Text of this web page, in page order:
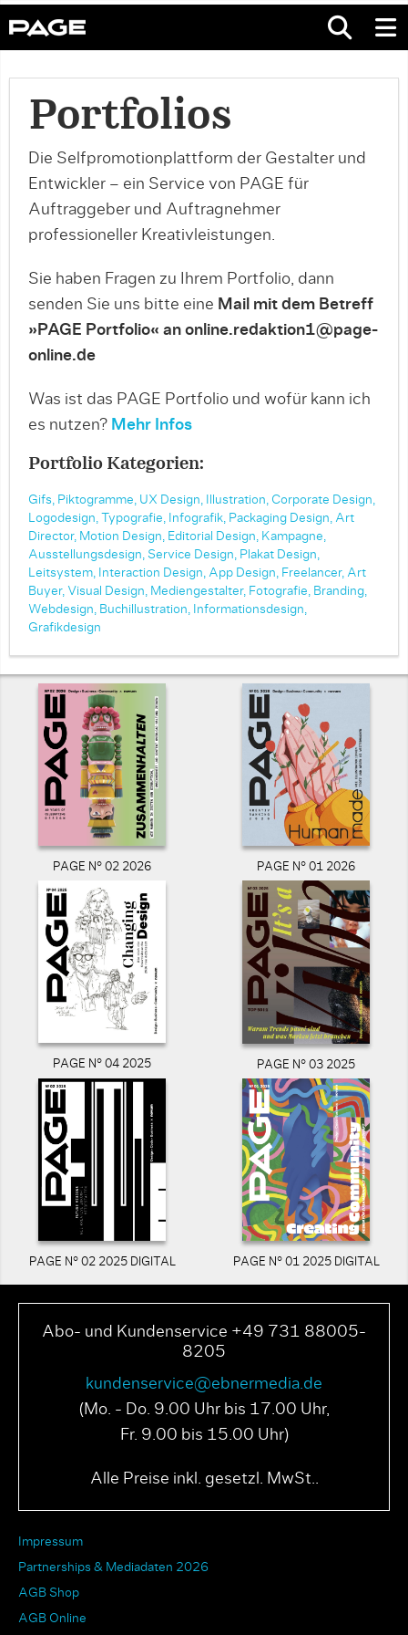
Portfolios
Die Selfpromotionplattform der Gestalter und
Entwickler – ein Service von PAGE für
Auftraggeber und Auftragnehmer
professioneller Kreativleistungen.
Sie haben Fragen zu Ihrem Portfolio, dann
senden Sie uns bitte eine Mail mit dem Betreff
»PAGE Portfolio« an online.redaktion1@page-
online.de
Was ist das PAGE Portfolio und wofür kann ich
es nutzen? Mehr Infos
Portfolio Kategorien:
Gifs, Piktogramme, UX Design, Illustration, Corporate Design,
Logodesign,
Typografie, Infografik, Packaging Design, Art
Director, Motion Design, Editorial Design, Kampagne,
Ausstellungsdesign, Service Design, Plakat Design,
Leitsystem, Interaction Design, App Design, Freelancer, Art
Buyer, Visual Design, Mediengestalter, Fotografie, Branding,
Webdesign, Buchillustration, Informationsdesign,
Grafikdesign
PAGE N° 02 2026 PAGE N° 01 2026
PAGE N° 04 2025 PAGE N° 03 2025
PAGE N° 02 2025 DIGITAL PAGE N° 01 2025 DIGITAL
Abo- und Kundenservice +49 731 88005-
8205
kundenservice@ebnermedia.de
(Mo. - Do. 9.00 Uhr bis 17.00 Uhr,
Fr. 9.00 bis 15.00 Uhr)
Alle Preise inkl. gesetzl. MwSt..
Impressum
Partnerships & Mediadaten 2026
AGB Shop
AGB Online